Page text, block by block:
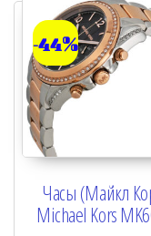
-44%
Часы (Майкл
Michael Kors